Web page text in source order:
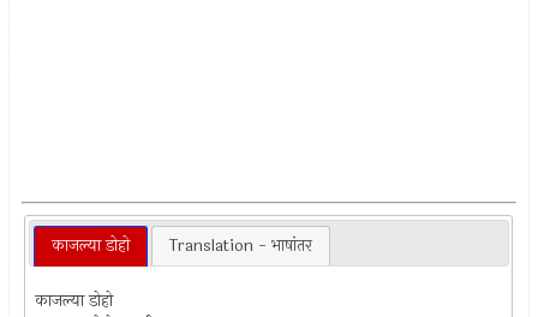
काजल्या डोहो Translation - भाषांतर
काजल्या डोहो